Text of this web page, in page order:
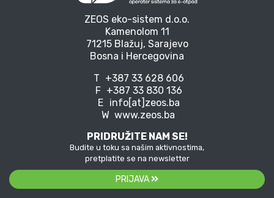
ZEOS eko-sistem d.o.o.
Kamenolom 11
71215 Blažuj, Sarajevo
Bosna i Hercegovina
T +387 33 628 606
F +387 33 830 136
E info[at]zeos.ba
W www.zeos.ba
PRIDRUŽITE NAM SE!
Budite u toku sa našim aktivnostima,
pretplatite se na newsletter
PRIJAVA